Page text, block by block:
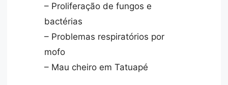
– Proliferação de fungos e
bactérias
– Problemas respiratórios por
mofo
– Mau cheiro em Tatuapé